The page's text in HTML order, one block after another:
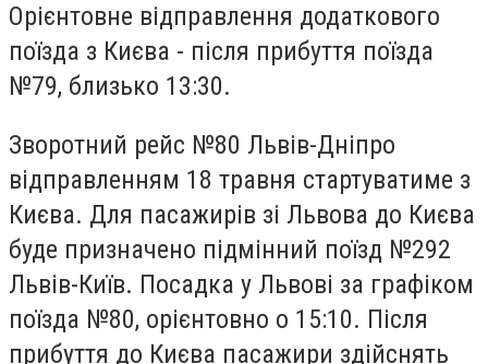
Орієнтовне відправлення додаткового
поїзда з Києва - після прибуття поїзда
№79, близько 13:30.
Зворотний рейс №80 Львів-Дніпро
відправленням 18 травня стартуватиме з
Києва. Для пасажирів зі Львова до Києва
буде призначено підмінний поїзд №292
Львів-Київ. Посадка у Львові за графіком
поїзда №80, орієнтовно о 15:10. Після
прибуття до Києва пасажири здійснять